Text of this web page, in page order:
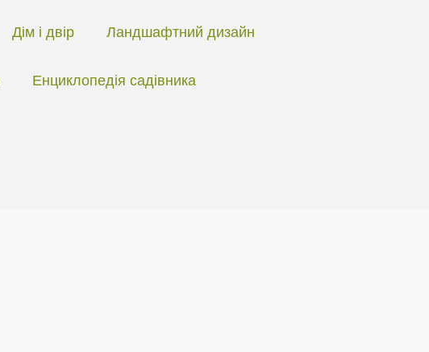
Дім і двір Ландшафтний дизайн
Енциклопедія садівника